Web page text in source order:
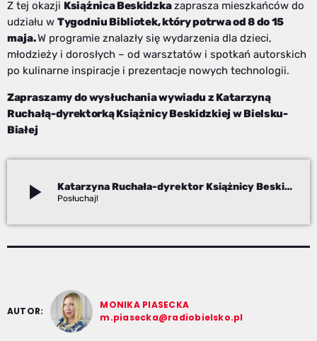
Z tej okazji Książnica Beskidzkazaprasza mieszkańców do
udziału w Tygodniu Bibliotek, który potrwa od 8 do 15
maja.W programie znalazły się wydarzenia dla dzieci,
młodzieży i dorosłych – od warsztatów i spotkań autorskich
po kulinarne inspiracje i prezentacje nowych technologii.
Zapraszamy do wysłuchania wywiadu z Katarzyną
Ruchałą-dyrektorką Książnicy Beskidzkiej w Bielsku-
Białej
play_arrow Katarzyna Ruchała-dyrektor Książnicy Beskidzkiej. Wyjątkowy Tydzień Bibliotek w Bielsku-Białej.
AUTOR:
MONIKA PIASECKA
m.piasecka@radiobielsko.pl